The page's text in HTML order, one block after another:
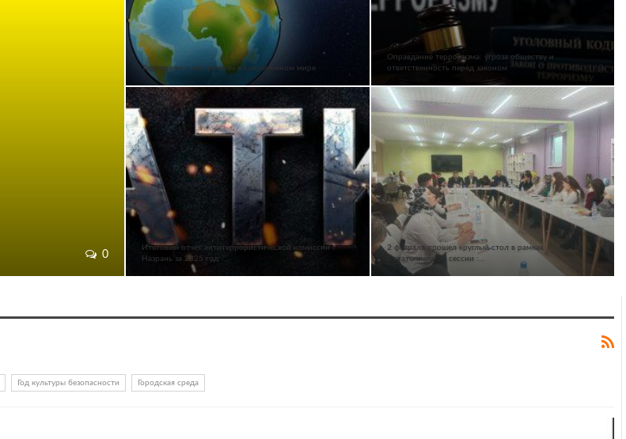
0
Терроризм и экстремизм в современном мире
Оправдание терроризма: угроза обществу и
ответственность перед законом
Итоговый отчёт антитеррористической комиссии г.
Назрань за 2025 год:…
2 февраля прошел круглый стол в рамках
Стратегической сессии :…
Год культуры безопасности Городская среда